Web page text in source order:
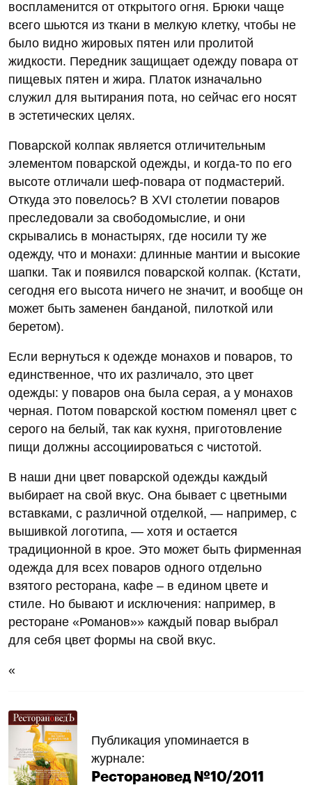
воспламенится от открытого огня. Брюки чаще
всего шьются из ткани в мелкую клетку, чтобы не
было видно жировых пятен или пролитой
жидкости. Передник защищает одежду повара от
пищевых пятен и жира. Платок изначально
служил для вытирания пота, но сейчас его носят
в эстетических целях.
Поварской колпак является отличительным
элементом поварской одежды, и когда-то по его
высоте отличали шеф-повара от подмастерий.
Откуда это повелось? В XVI столетии поваров
преследовали за свободомыслие, и они
скрывались в монастырях, где носили ту же
одежду, что и монахи: длинные мантии и высокие
шапки. Так и появился поварской колпак. (Кстати,
сегодня его высота ничего не значит, и вообще он
может быть заменен банданой, пилоткой или
беретом).
Если вернуться к одежде монахов и поваров, то
единственное, что их различало, это цвет
одежды: у поваров она была серая, а у монахов
черная. Потом поварской костюм поменял цвет с
серого на белый, так как кухня, приготовление
пищи должны ассоциироваться с чистотой.
В наши дни цвет поварской одежды каждый
выбирает на свой вкус. Она бывает с цветными
вставками, с различной отделкой, — например, с
вышивкой логотипа, — хотя и остается
традиционной в крое. Это может быть фирменная
одежда для всех поваров одного отдельно
взятого ресторана, кафе – в едином цвете и
стиле. Но бывают и исключения: например, в
ресторане «Романов»» каждый повар выбрал
для себя цвет формы на свой вкус.
«
Публикация упоминается в
журнале:
Ресторановед №10/2011